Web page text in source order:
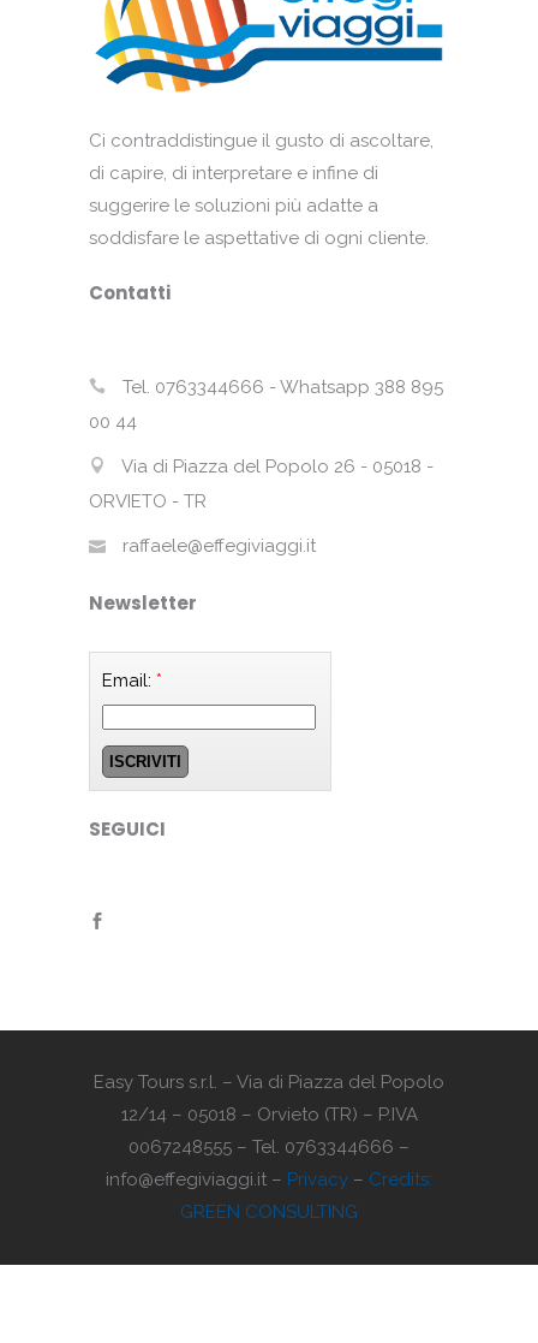
Ci contraddistingue il gusto di ascoltare,
di capire, di interpretare e infine di
suggerire le soluzioni più adatte a
soddisfare le aspettative di ogni cliente.
Contatti
Tel. 0763344666 - Whatsapp 388 895
00 44
Via di Piazza del Popolo 26 - 05018 -
ORVIETO - TR
raffaele@effegiviaggi.it
Newsletter
Email: *
SEGUICI
Easy Tours s.r.l. – Via di Piazza del Popolo
12/14 – 05018 – Orvieto (TR) – P.IVA
0067248555 – Tel. 0763344666 –
info@effegiviaggi.it – Privacy – Credits:
GREEN CONSULTING